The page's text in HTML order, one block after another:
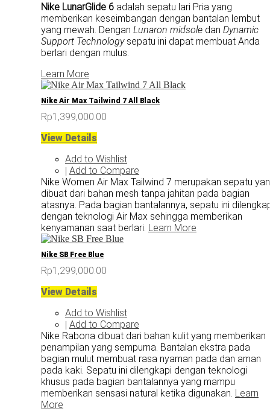
Nike LunarGlide 6 adalah sepatu lari Pria yang
memberikan keseimbangan dengan bantalan lembut
yang mewah. Dengan Lunaron midsole dan Dynamic
Support Technology sepatu ini dapat membuat Anda
berlari dengan mulus.
Learn More
Nike Air Max Tailwind 7 All Black
Rp1,399,000.00
View Details
Add to Wishlist
| Add to Compare
Nike Women Air Max Tailwind 7 merupakan sepatu
dibuat dari bahan mesh tanpa jahitan pada bagian
atasnya. Pada bagian bantalannya, sepatu ini
dengan teknologi Air Max sehingga memberikan
kenyamanan saat berlari. Learn More
Nike SB Free Blue
Rp1,299,000.00
View Details
Add to Wishlist
| Add to Compare
Nike Rabona dibuat dari bahan kulit yang memberikan
penampilan yang sempurna. Bantalan ekstra pada
bagian mulut membuat rasa nyaman pada dan aman
pada kaki. Sepatu ini dilengkapi dengan teknologi
khusus pada bagian bantalannya yang mampu
memberikan sensasi natural ketika digunakan. Learn
More